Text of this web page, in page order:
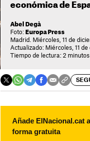
económica de
Abel Degà
Foto: Europa Press
Madrid. Miércoles, 11 de
Actualizado: Miércoles, 11
Tiempo de lectura: 2 minutos
Añade ElNacional.cat
forma gratuita